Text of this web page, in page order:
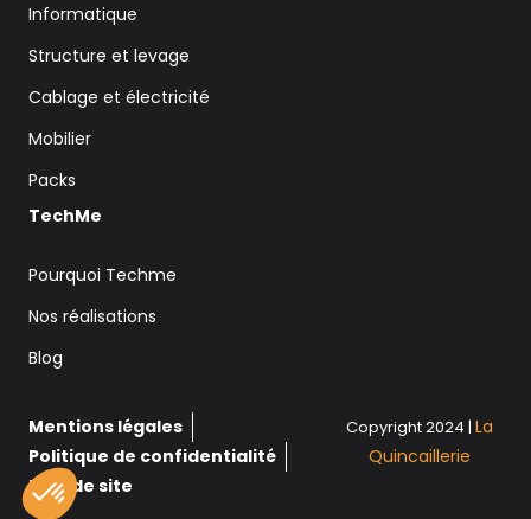
Informatique
Structure et levage
Cablage et électricité
Mobilier
Packs
TechMe
Pourquoi Techme
Nos réalisations
Blog
Mentions légales
Politique de confidentialité
Plan de site
Copyright 2024 |La
Quincaillerie